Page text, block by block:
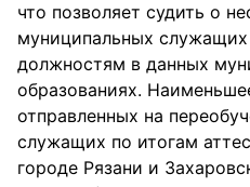
что позволяет судить о
муниципальных
должностям в данных
образованиях.
отправленных на
служащих по итогам
городе Рязани и